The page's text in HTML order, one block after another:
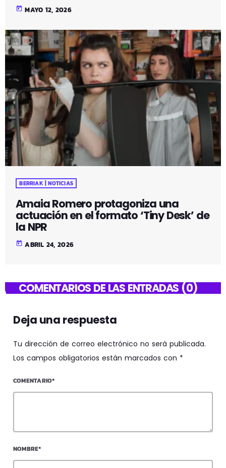
today MAYO 12, 2026
BERRIAK | NOTICIAS
Amaia Romero protagoniza una
actuación en el formato ‘Tiny Desk’ de
la NPR
today ABRIL 24, 2026
COMENTARIOS DE LAS ENTRADAS (0)
Deja una respuesta
Tu dirección de correo electrónico no será publicada.
Los campos obligatorios están marcados con *
COMENTARIO*
NOMBRE*